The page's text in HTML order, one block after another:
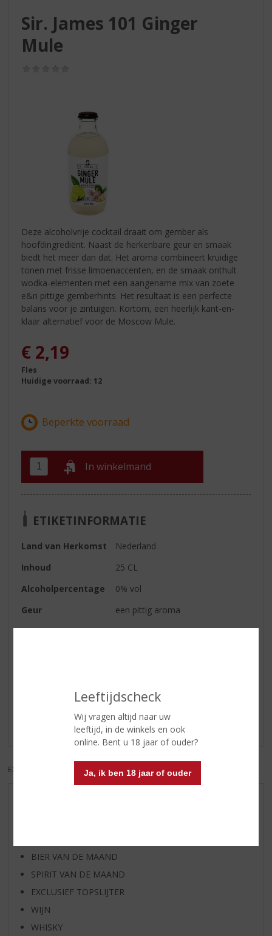
Leeftijdscheck
Wij vragen altijd naar uw
leeftijd, in de winkels en ook
online. Bent u 18 jaar of ouder?
Ja, ik ben 18 jaar of ouder
Sir. James 101 Ginger
Mule
Deze alcoholvrije cocktail draait om gember als
hoofdingrediënt. Naast de herkenbare geur en smaak
biedt het meer dan dat. Het aroma combineert kruidige
tonen met frisse limoenaccenten, en de smaak onthult
wodka-elementen met een aangename mix van zoete
e&n pittige gemberhints. Het resultaat is een perfecte
balans voor je zintuigen. Kortom, een heerlijk kant-en-
klaar alternatief voor de Moscow Mule.
€ 2,19
Fles
Huidige voorraad: 12
In winkelmand
ETIKETINFORMATIE
Land van Herkomst
Nederland
Inhoud
25 CL
Alcoholpercentage
0% vol
Geur
een pittig aroma
Smaak
gember en frisse limoen
Schrijf een review
Er zijn nog geen reviews geplaatst voor dit product
EXCL. BTW INCL. BTW
BIER VAN DE MAAND
SPIRIT VAN DE MAAND
EXCLUSIEF TOPSLIJTER
WIJN
WHISKY